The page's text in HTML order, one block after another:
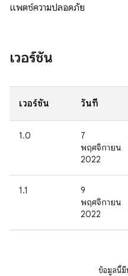
แพตช์ความปลอดภัย
เวอร์ชัน
เวอร์ชัน วันที่
1.0
7
พฤศจิกายน
2022
1.1
9
พฤศจิกายน
2022
ข้อมูลนี้มี